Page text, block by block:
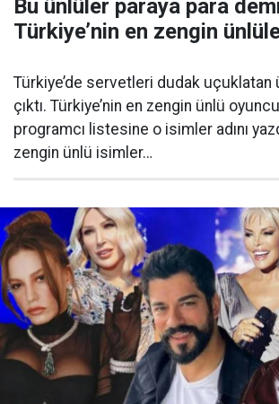
Bu ünlüler paraya para
Türkiye’nin en zengin
Türkiye’de servetleri dudak uçuklatan
çıktı. Türkiye’nin en zengin ünlü
programcı listesine o isimler adını
zengin ünlü isimler…